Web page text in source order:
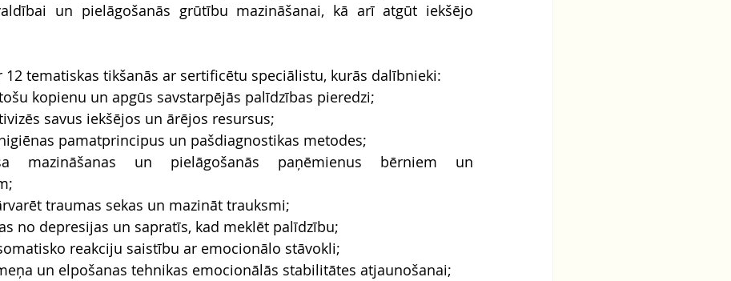
un pielāgošanās grūtību mazināšanai, kā arī atgūt iekšējo
12 tematiskas tikšanās ar sertificētu speciālistu, kurās dalībnieki:
kopienu un apgūs savstarpējās palīdzības pieredzi;
savus iekšējos un ārējos resursus;
pamatprincipus un pašdiagnostikas metodes;
mazināšanas un pielāgošanās paņēmienus bērniem un
traumas sekas un mazināt trauksmi;
no depresijas un sapratīs, kad meklēt palīdzību;
reakciju saistību ar emocionālo stāvokli;
un elpošanas tehnikas emocionālās stabilitātes atjaunošanai;